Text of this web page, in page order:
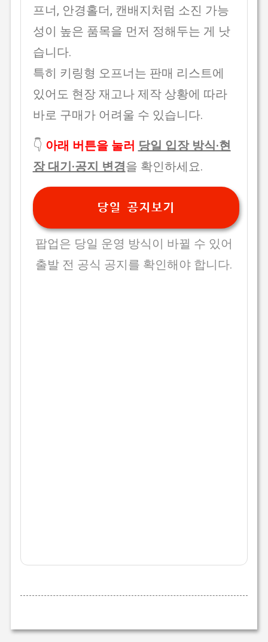
프너, 안경홀더, 캔배지처럼 소진 가능
성이 높은 품목을 먼저 정해두는 게 낫
습니다.
특히 키링형 오프너는 판매 리스트에
있어도 현장 재고나 제작 상황에 따라
바로 구매가 어려울 수 있습니다.
👇 아래 버튼을 눌러 당일 입장 방식·현
장 대기·공지 변경을 확인하세요.
당일 공지보기
팝업은 당일 운영 방식이 바뀔 수 있어
출발 전 공식 공지를 확인해야 합니다.